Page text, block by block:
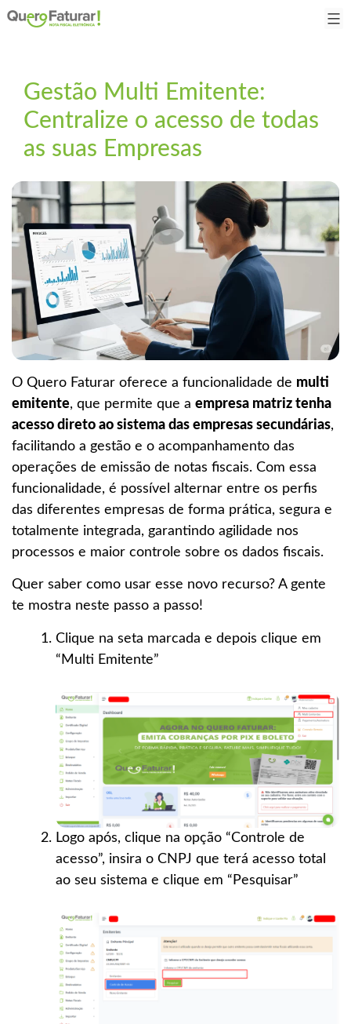
Gestão Multi Emitente:
Centralize o acesso de todas
as suas Empresas
O Quero Faturar oferece a funcionalidade de multi
emitente, que permite que a empresa matriz tenha
acesso direto ao sistema das empresas secundárias,
facilitando a gestão e o acompanhamento das
operações de emissão de notas fiscais. Com essa
funcionalidade, é possível alternar entre os perfis
das diferentes empresas de forma prática, segura e
totalmente integrada, garantindo agilidade nos
processos e maior controle sobre os dados fiscais.
Quer saber como usar esse novo recurso? A gente
te mostra neste passo a passo!
Clique na seta marcada e depois clique em
“Multi Emitente”
Logo após, clique na opção “Controle de
acesso”, insira o CNPJ que terá acesso total
ao seu sistema e clique em “Pesquisar”